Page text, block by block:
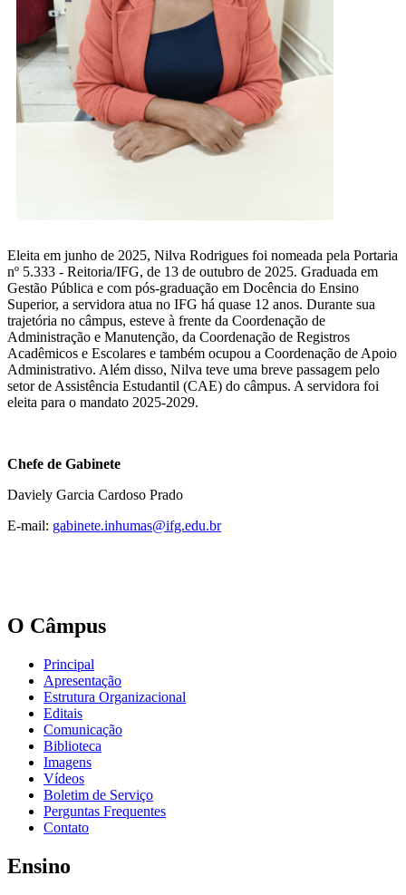
Eleita em junho de 2025, Nilva Rodrigues foi nomeada pela Portaria
nº 5.333 - Reitoria/IFG, de 13 de outubro de 2025. Graduada em
Gestão Pública e com pós-graduação em Docência do Ensino
Superior, a servidora atua no IFG há quase 12 anos. Durante sua
trajetória no câmpus, esteve à frente da Coordenação de
Administração e Manutenção, da Coordenação de Registros
Acadêmicos e Escolares e também ocupou a Coordenação de Apoio
Administrativo. Além disso, Nilva teve uma breve passagem pelo
setor de Assistência Estudantil (CAE) do câmpus. A servidora foi
eleita para o mandato 2025-2029.
Chefe de Gabinete
Daviely Garcia Cardoso Prado
E-mail: gabinete.inhumas@ifg.edu.br
O Câmpus
Principal
Apresentação
Estrutura Organizacional
Editais
Comunicação
Biblioteca
Imagens
Vídeos
Boletim de Serviço
Perguntas Frequentes
Contato
Ensino